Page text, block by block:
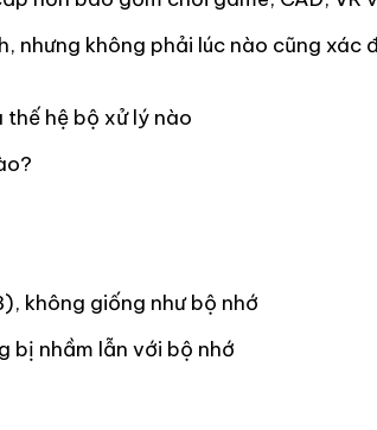
không phải lúc nào cũng xác
hệ bộ xử lý nào
không giống như bộ nhớ
bị nhầm lẫn với bộ nhớ